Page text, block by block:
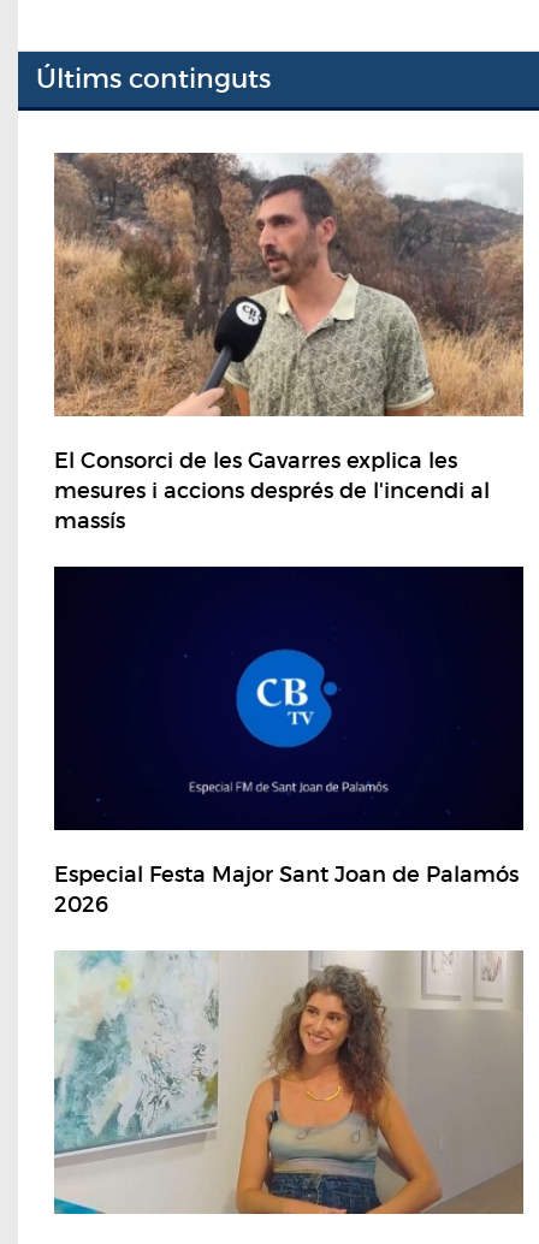
Últims continguts
El Consorci de les Gavarres explica les
mesures i accions després de l'incendi al
massís
Especial Festa Major Sant Joan de Palamós
2026